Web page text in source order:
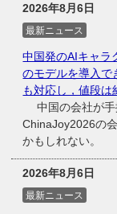
2026年8月6日
最新ニュース
中国発のAIキャラ
のモデルを導入で
も対応し，値段は
中国の会社が手
ChinaJoy2026の
かもしれない。
2026年8月6日
最新ニュース